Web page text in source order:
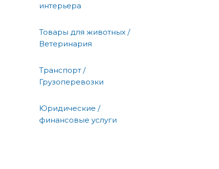
интерьера
Товары для животных /
Ветеринария
Транспорт /
Грузоперевозки
Юридические /
финансовые услуги